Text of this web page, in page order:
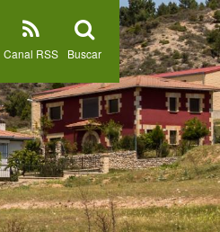
Buscar
Canal RSS